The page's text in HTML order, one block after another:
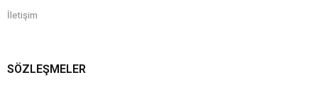
İletişim
SÖZLEŞMELER